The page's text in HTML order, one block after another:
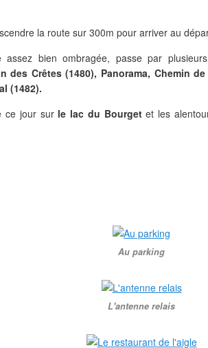
la route sur 300m pour arriver au
assez bien ombragée, passe par plusieurs
des Crêtes (1480), Panorama, Chemin
(1482).
ce jour sur le lac du Bourgetet les
Au parking
L'antenne relais